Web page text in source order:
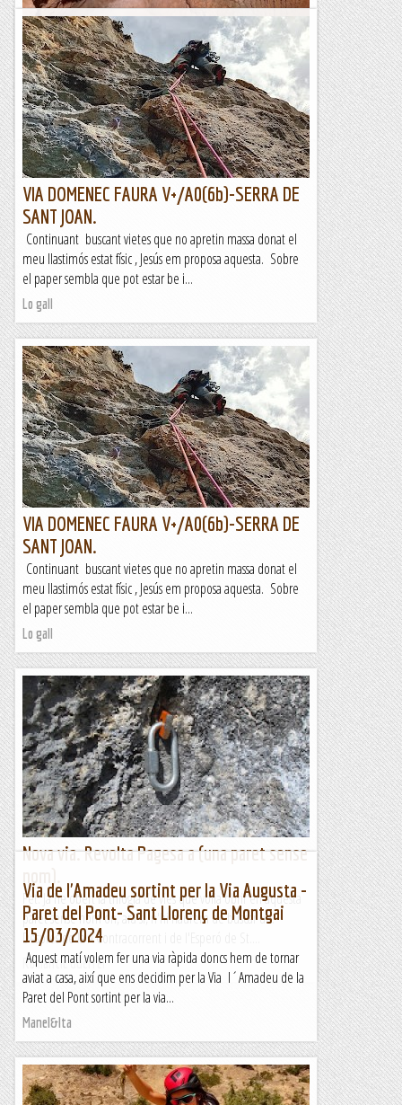
Escletxa del Moro o Cova de Sant Jeroni
L'Escletxa del Moro és un indret singular de Montserat. Es
tracta d'una cavitat dintre d'una gran fisura entre roques, al
peu de la Paret de l'Aeri. Tot i que...
Blog de muntanya
VIA DOMENEC FAURA V+/A0(6b)-SERRA DE
SANT JOAN.
Continuant buscant vietes que no apretin massa donat el
meu llastimós estat físic , Jesús em proposa aquesta. Sobre
el paper sembla que pot estar be i...
Lo gall
VIA DOMENEC FAURA V+/A0(6b)-SERRA DE
SANT JOAN.
Continuant buscant vietes que no apretin massa donat el
meu llastimós estat físic , Jesús em proposa aquesta. Sobre
el paper sembla que pot estar be i...
Lo gall
Nova via. Revolta Pagesa a (una paret sense
Fet. Ja he obert la trilogia de vies que volia obrir en aquesta
paret sense nom on, ara sí, n'hi haurem de buscar un.
Després de la A Contracorrent i de l'Esperó de St....
Romàntic Guerrer
Via de l'Amadeu sortint per la Via Augusta -
Paret del Pont- Sant Llorenç de Montgai
15/03/2024
Aquest matí volem fer una via ràpida doncs hem de tornar
aviat a casa, així que ens decidim per la Via l´Amadeu de la
Paret del Pont sortint per la via...
Manel&Ita